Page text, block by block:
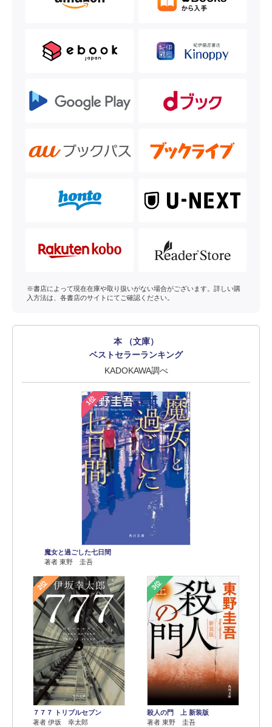
※書店によって現在在庫や取り扱いがない場合がございます。詳しい購
入方法は、各書店のサイトにてご確認ください。
本 （文庫）
ベストセラーランキング
KADOKAWA調べ
1位
魔女と過ごした七日間
著者 東野 圭吾
2位
７７７ トリプルセブン
著者 伊坂 幸太郎
3位
殺人の門 上 新装版
著者 東野 圭吾